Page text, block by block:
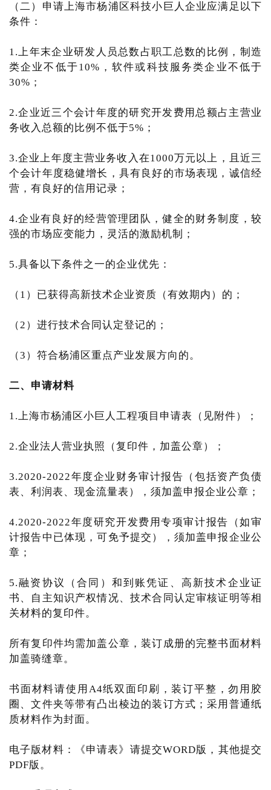
（二）申请上海市杨浦区科技小巨人企业应满足以下
条件：
1.上年末企业研发人员总数占职工总数的比例，制造
类企业不低于10%，软件或科技服务类企业不低于
30%；
2.企业近三个会计年度的研究开发费用总额占主营业
务收入总额的比例不低于5%；
3.企业上年度主营业务收入在1000万元以上，且近三
个会计年度稳健增长，具有良好的市场表现，诚信经
营，有良好的信用记录；
4.企业有良好的经营管理团队，健全的财务制度，较
强的市场应变能力，灵活的激励机制；
5.具备以下条件之一的企业优先：
（1）已获得高新技术企业资质（有效期内）的；
（2）进行技术合同认定登记的；
（3）符合杨浦区重点产业发展方向的。
二、申请材料
1.上海市杨浦区小巨人工程项目申请表（见附件）；
2.企业法人营业执照（复印件，加盖公章）；
3.2020-2022年度企业财务审计报告（包括资产负债
表、利润表、现金流量表），须加盖申报企业公章；
4.2020-2022年度研究开发费用专项审计报告（如审
计报告中已体现，可免予提交），须加盖申报企业公
章；
5.融资协议（合同）和到账凭证、高新技术企业证
书、自主知识产权情况、技术合同认定审核证明等相
关材料的复印件。
所有复印件均需加盖公章，装订成册的完整书面材料
加盖骑缝章。
书面材料请使用A4纸双面印刷，装订平整，勿用胶
圈、文件夹等带有凸出棱边的装订方式；采用普通纸
质材料作为封面。
电子版材料：《申请表》请提交WORD版，其他提交
PDF版。